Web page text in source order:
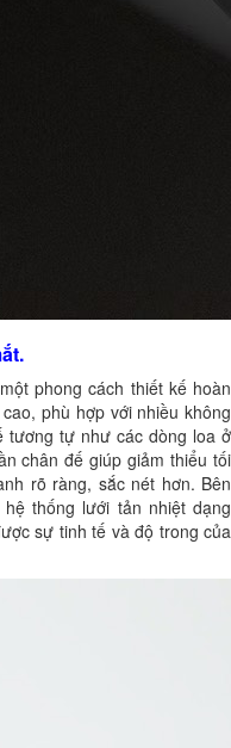
phong cách thiết kế hoàn
phù hợp với nhiều không
tương tự như các dòng loa ở
chân đế giúp giảm thiểu tối
rõ ràng, sắc nét hơn. Bên
thống lưới tản nhiệt dạng
sự tinh tế và độ trong của